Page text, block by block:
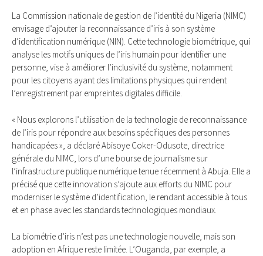
La Commission nationale de gestion de l’identité du Nigeria (NIMC)
envisage d’ajouter la reconnaissance d’iris à son système
d’identification numérique (NIN). Cette technologie biométrique, qui
analyse les motifs uniques de l’iris humain pour identifier une
personne, vise à améliorer l’inclusivité du système, notamment
pour les citoyens ayant des limitations physiques qui rendent
l’enregistrement par empreintes digitales difficile.
« Nous explorons l’utilisation de la technologie de reconnaissance
de l’iris pour répondre aux besoins spécifiques des personnes
handicapées », a déclaré Abisoye Coker-Odusote, directrice
générale du NIMC, lors d’une bourse de journalisme sur
l’infrastructure publique numérique tenue récemment à Abuja. Elle a
précisé que cette innovation s’ajoute aux efforts du NIMC pour
moderniser le système d’identification, le rendant accessible à tous
et en phase avec les standards technologiques mondiaux.
La biométrie d’iris n’est pas une technologie nouvelle, mais son
adoption en Afrique reste limitée. L’Ouganda, par exemple, a